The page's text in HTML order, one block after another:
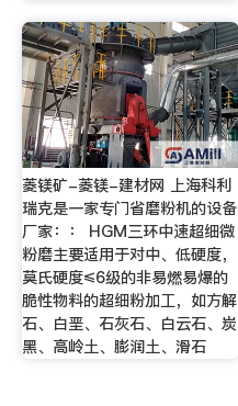
菱镁矿-菱镁-建材网 上海科利
瑞克是一家专门省磨粉机的设备
厂家：： HGM三环中速超细微
粉磨主要适用于对中、低硬度，
莫氏硬度≤6级的非易燃易爆的
脆性物料的超细粉加工，如方解
石、白垩、石灰石、白云石、炭
黑、高岭土、膨润土、滑石